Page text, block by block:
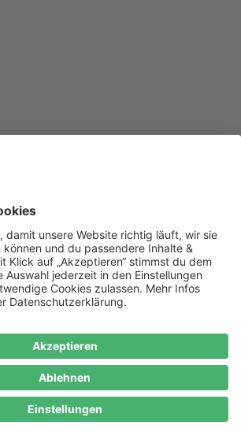
Alle Hilfe-Themen
Datenschutz
Ombudsmann
Bestell-Prozess
Samsung Handyhüllen
Cookie Consent
Mwst. und zzgl.Versandkosten